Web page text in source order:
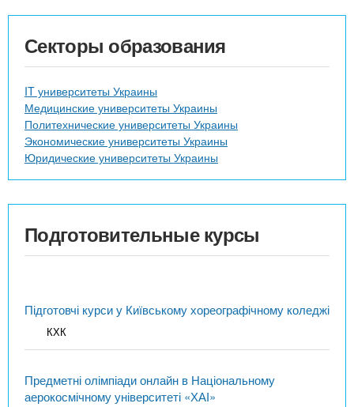
Секторы образования
IT университеты Украины
Медицинские университеты Украины
Политехнические университеты Украины
Экономические университеты Украины
Юридические университеты Украины
Подготовительные курсы
Підготовчі курси у Київському хореографічному коледжі
КХК
Предметні олімпіади онлайн в Національному
аерокосмічному університеті «ХАІ»